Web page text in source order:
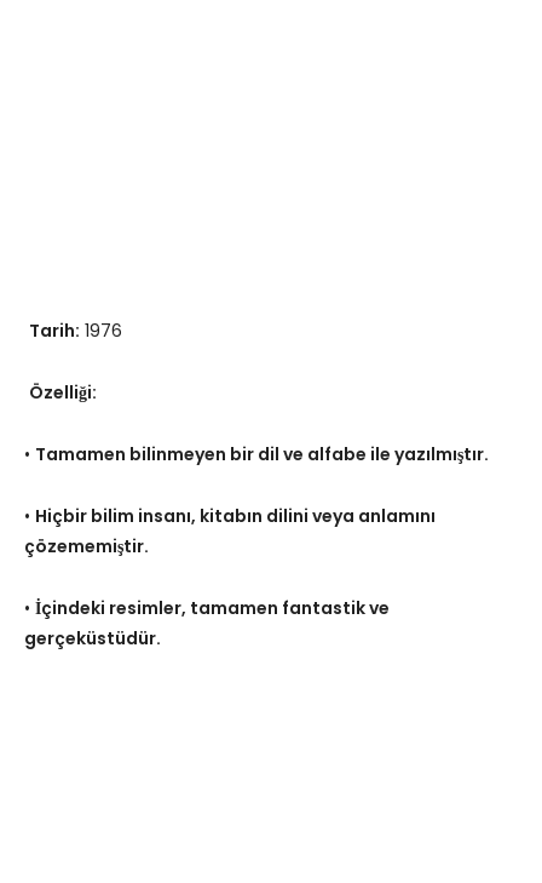
Tarih: 1976
Özelliği:
• Tamamen bilinmeyen bir dil ve alfabe ile yazılmıştır.
• Hiçbir bilim insanı, kitabın dilini veya anlamını
çözememiştir.
• İçindeki resimler, tamamen fantastik ve
gerçeküstüdür.